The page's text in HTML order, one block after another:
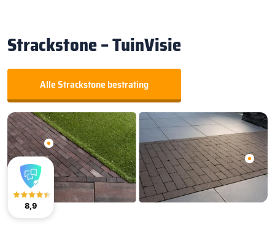
Strackstone – TuinVisie
Alle Strackstone bestrating
8,9